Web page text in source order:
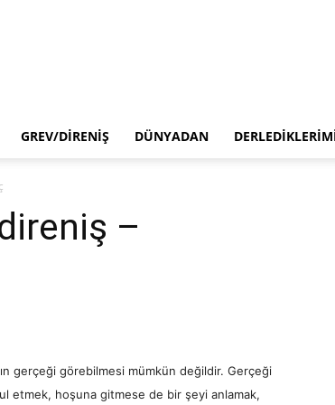
GREV/DIRENIŞ DÜNYADAN
–
gerçeği görebilmesi mümkün değildir. Gerçeği
etmek, hoşuna gitmese de bir şeyi anlamak,